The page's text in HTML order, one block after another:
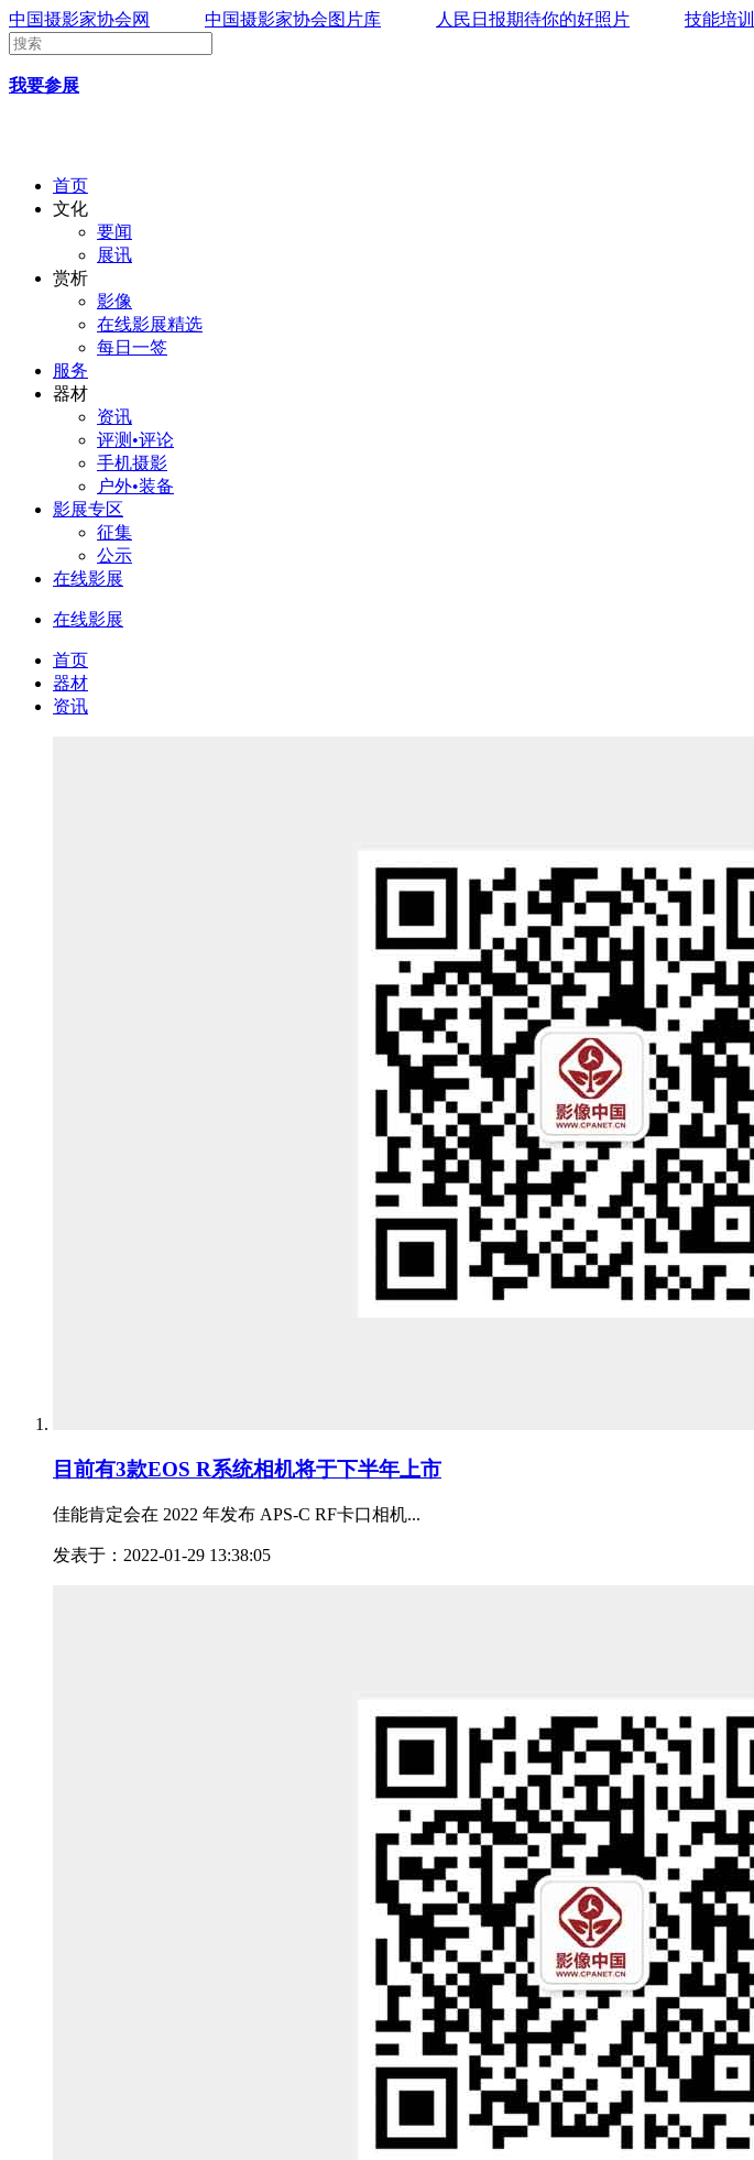
中国摄影家协会网 中国摄影家协会图片库 人民日报期待你的好照片 技能培训
我要参展
首页
文化
要闻
展讯
赏析
影像
在线影展精选
每日一签
服务
器材
资讯
评测•评论
手机摄影
户外•装备
影展专区
征集
公示
在线影展
在线影展
首页
器材
资讯
目前有3款EOS R系统相机将于下半年上市
佳能肯定会在 2022 年发布 APS-C RF卡口相机...
发表于：2022-01-29 13:38:05